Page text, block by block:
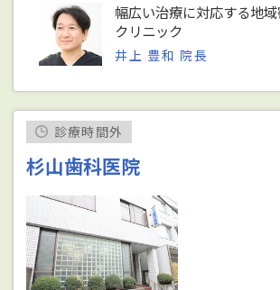
幅広い治療に対応する地
クリニック
井上 豊和 院長
診療時間外
杉山歯科医院